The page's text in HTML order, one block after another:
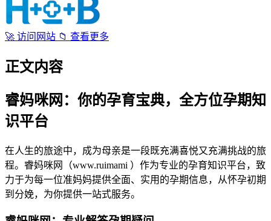
🚀 访问网站 📁 查看更多
正文内容
睿妈咪网：你的孕育宝典，全方位孕期知
识平台
在人生的旅途中，成为母亲是一段既充满喜悦又充满挑战的旅
程。睿妈咪网（www.ruimami ）作为专业的孕育知识平台，致
力于为每一位准妈妈提供全面、实用的孕期信息，从怀孕初期
到分娩，为你提供一站式服务。